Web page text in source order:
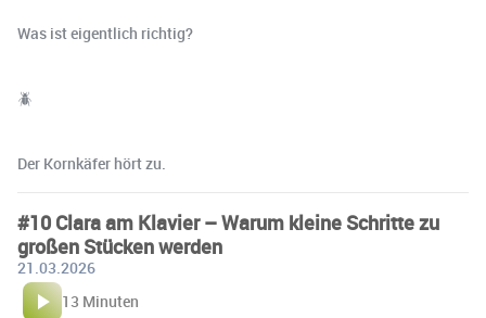
Was ist eigentlich richtig?
🪲
Der Kornkäfer hört zu.
#10 Clara am Klavier – Warum kleine Schritte zu
großen Stücken werden
21.03.2026
13 Minuten